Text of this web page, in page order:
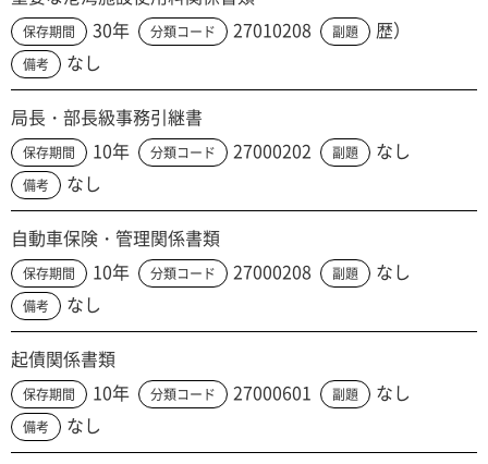
保存期間 30年 分類コード 27010208 副題 歴）
備考 なし
局長・部長級事務引継書
保存期間 10年 分類コード 27000202 副題 なし
備考 なし
自動車保険・管理関係書類
保存期間 10年 分類コード 27000208 副題 なし
備考 なし
起債関係書類
保存期間 10年 分類コード 27000601 副題 なし
備考 なし